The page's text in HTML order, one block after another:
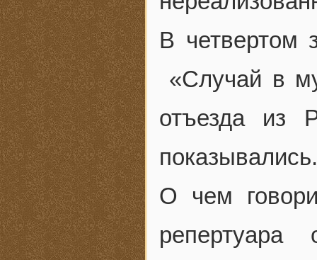
В четвертом
«Случай в
отъезда из
показывались.
О чем